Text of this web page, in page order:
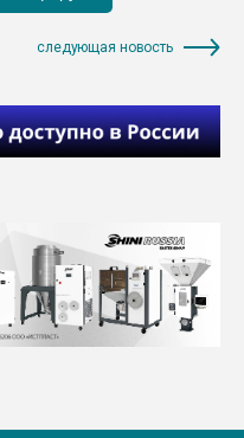
следующая новость